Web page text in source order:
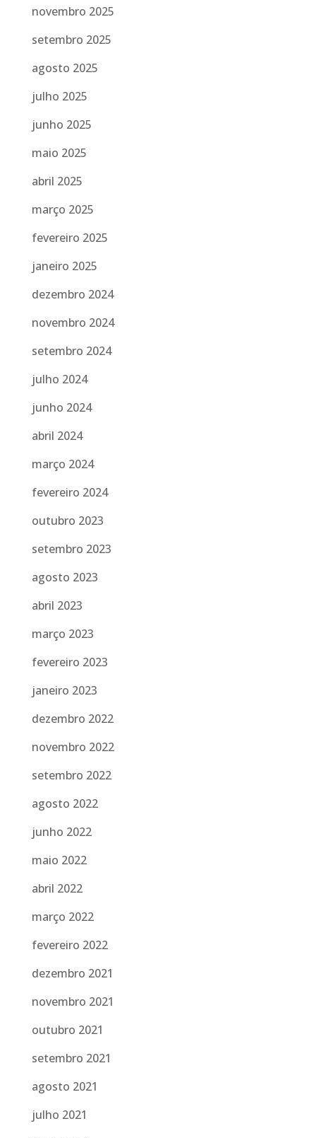
novembro 2025
setembro 2025
agosto 2025
julho 2025
junho 2025
maio 2025
abril 2025
março 2025
fevereiro 2025
janeiro 2025
dezembro 2024
novembro 2024
setembro 2024
julho 2024
junho 2024
abril 2024
março 2024
fevereiro 2024
outubro 2023
setembro 2023
agosto 2023
abril 2023
março 2023
fevereiro 2023
janeiro 2023
dezembro 2022
novembro 2022
setembro 2022
agosto 2022
junho 2022
maio 2022
abril 2022
março 2022
fevereiro 2022
dezembro 2021
novembro 2021
outubro 2021
setembro 2021
agosto 2021
julho 2021